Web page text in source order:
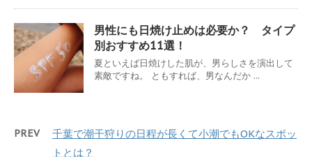
男性にも日焼け止めは必要か？ タイプ
別おすすめ11選！
夏といえば日焼けした肌が、男らしさを演出して
素敵ですね。 ともすれば、男なんだか ...
PREV
千葉で潮干狩りの日程が長くて小潮でもOKなスポッ
トとは？